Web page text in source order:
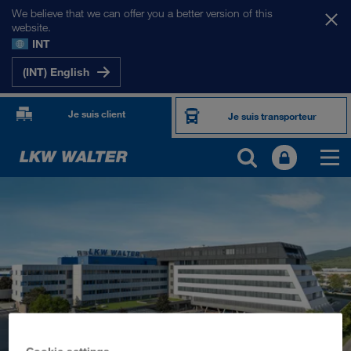
We believe that we can offer you a better version of this
website.
INT
(INT) English
Je suis client Je suis transporteur
Management SHEQ